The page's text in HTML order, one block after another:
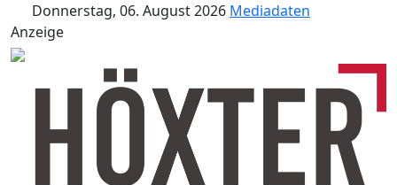
Donnerstag, 06. August 2026 Mediadaten
Anzeige